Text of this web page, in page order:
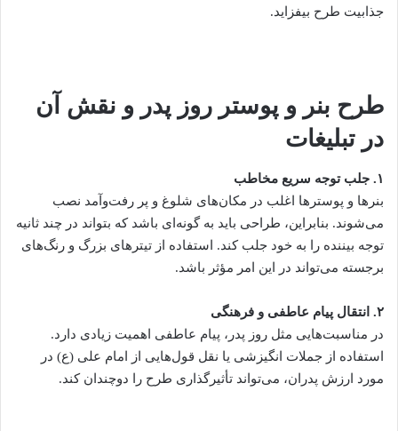
جذابیت طرح بیفزاید.
طرح بنر و پوستر روز پدر و نقش آن
در تبلیغات
۱. جلب توجه سریع مخاطب
بنرها و پوسترها اغلب در مکان‌های شلوغ و پر رفت‌وآمد نصب
می‌شوند. بنابراین، طراحی باید به گونه‌ای باشد که بتواند در چند ثانیه
توجه بیننده را به خود جلب کند. استفاده از تیترهای بزرگ و رنگ‌های
برجسته می‌تواند در این امر مؤثر باشد.
۲. انتقال پیام عاطفی و فرهنگی
در مناسبت‌هایی مثل روز پدر، پیام عاطفی اهمیت زیادی دارد.
استفاده از جملات انگیزشی یا نقل قول‌هایی از امام علی (ع) در
مورد ارزش پدران، می‌تواند تأثیرگذاری طرح را دوچندان کند.